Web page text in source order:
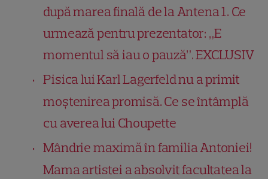
după marea finală de la Antena 1. Ce
urmează pentru prezentator: „E
momentul să iau o pauză”. EXCLUSIV
Pisica lui Karl Lagerfeld nu a primit
moștenirea promisă. Ce se întâmplă
cu averea lui Choupette
Mândrie maximă în familia Antoniei!
Mama artistei a absolvit facultatea la